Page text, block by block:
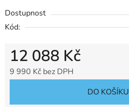
Dostupnost
Kód:
12 088 Kč
9 990 Kč bez DPH
DO KOŠÍKU